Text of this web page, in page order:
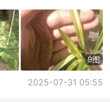
9图
2025-07-31 05:55